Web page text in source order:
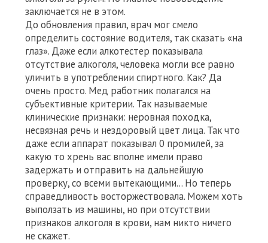
заключается не в этом.
До обновления правил, врач мог смело
определить состояние водителя, так сказать «на
глаз». Даже если алкотестер показывала
отсутствие алкоголя, человека могли все равно
уличить в употреблении спиртного. Как? Да
очень просто. Мед работник полагался на
субъективные критерии. Так называемые
клинические признаки: неровная походка,
несвязная речь и нездоровый цвет лица. Так что
даже если аппарат показывал 0 промилей, за
какую то хрень вас вполне имели право
задержать и отправить на дальнейшую
проверку, со всеми вытекающими... Но теперь
справедливость восторжествовала. Можем хоть
выползать из машины, но при отсутствии
признаков алкоголя в крови, нам никто ничего
не скажет.